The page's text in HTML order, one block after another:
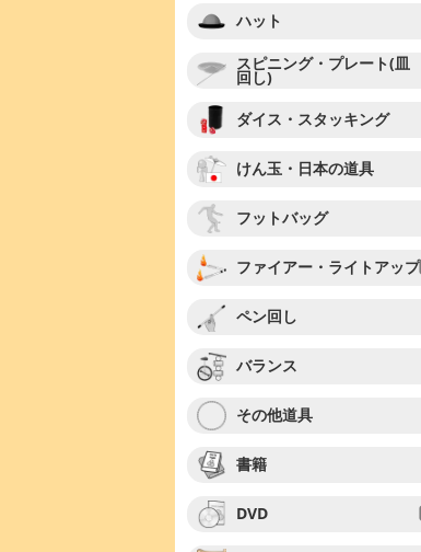
ハット
スピニング・プレート(皿
回し)
ダイス・スタッキング
けん玉・日本の道具
フットバッグ
ファイアー・ライトアップ
ペン回し
バランス
その他道具
書籍
DVD